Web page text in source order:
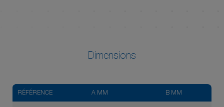
Dimensions
RÉFÉRENCE A MM B MM